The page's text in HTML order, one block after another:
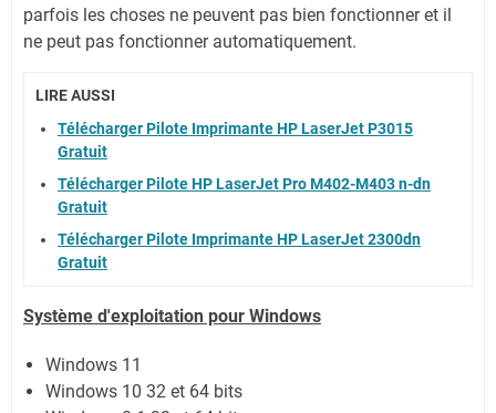
parfois les choses ne peuvent pas bien fonctionner et il
ne peut pas fonctionner automatiquement.
LIRE AUSSI
Télécharger Pilote Imprimante HP LaserJet P3015
Gratuit
Télécharger Pilote HP LaserJet Pro M402-M403 n-dn
Gratuit
Télécharger Pilote Imprimante HP LaserJet 2300dn
Gratuit
Système d'exploitation pour Windows
Windows 11
Windows 10 32 et 64 bits